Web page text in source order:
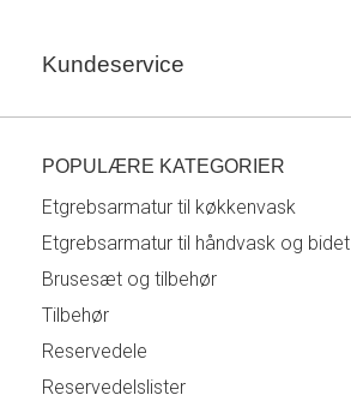
Kundeservice
POPULÆRE KATEGORIER
Etgrebsarmatur til køkkenvask
Etgrebsarmatur til håndvask og bidet
Brusesæt og tilbehør
Tilbehør
Reservedele
Reservedelslister